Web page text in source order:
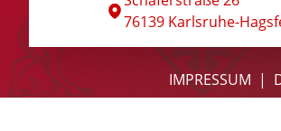
Hagsfelder Stuben Kontakt
76139 Karlsruhe-
IMPRESSUM